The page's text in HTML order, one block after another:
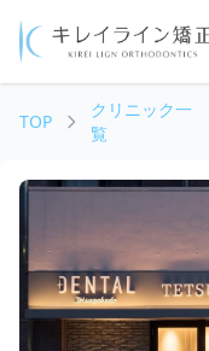
TOP
クリニック一
覧